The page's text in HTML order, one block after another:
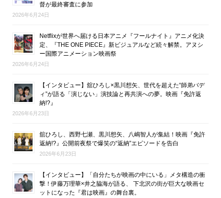
督が最終審査に参加
2026年6月24日
Netflixが世界へ届ける日本アニメ『フールナイト』アニメ化決
定、『THE ONE PIECE』新ビジュアルなど続々解禁。アヌシ
ー国際アニメーション映画祭
2026年6月24日
【インタビュー】舘ひろし×黒川想矢、世代を超えた“師弟バデ
ィ”が語る「演じない」演技論と再共演への夢。映画『免許返
納!?』
2026年6月23日
舘ひろし、西野七瀬、黒川想矢、八嶋智人が集結！映画『免許
返納!?』公開前夜祭で爆笑の“返納”エピソードを告白
2026年6月23日
【インタビュー】「自分たちが映画の中にいる」メタ構造の衝
撃！伊藤万理華×井之脇海が語る、 下北沢の街が巨大な映画セ
ットになった『君は映画』の舞台裏。